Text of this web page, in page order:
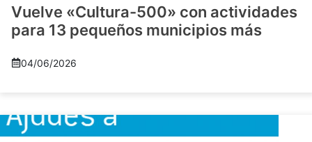
Vuelve «Cultura-500» con actividades
para 13 pequeños municipios más
04/06/2026